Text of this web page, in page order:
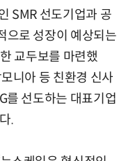
SMR 선도기업과 공
으로 성장이 예상되는
교두보를 마련했
니아 등 친환경 신사
를 선도하는 대표기업
.